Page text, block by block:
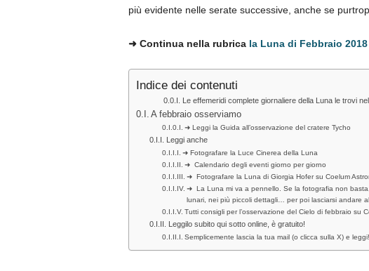
più evidente nelle serate successive, anche se
➜ Continua nella rubrica la Luna di Febbraio 2018
Indice dei contenuti
Le effemeridi complete giornaliere della Luna le trovi
A febbraio osserviamo
➜ Leggi la Guida all’osservazione del cratere Tycho
Leggi anche
➜ Fotografare la Luce Cinerea della Luna
➜ Calendario degli eventi giorno per giorno
➜ Fotografare la Luna di Giorgia Hofer su Coelum
➜ La Luna mi va a pennello. Se la fotografia non
lunari, nei più piccoli dettagli… per poi lasciarsi andare
Tutti consigli per l’osservazione del Cielo di febbraio su
Leggilo subito qui sotto online, è gratuito!
Semplicemente lascia la tua mail (o clicca sulla X) e leggi!